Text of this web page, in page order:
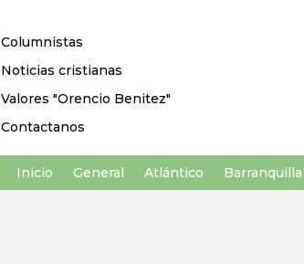
Columnistas
Noticias cristianas
Valores "Orencio Benitez"
Contactanos
Inicio General Atlántico Barranquilla